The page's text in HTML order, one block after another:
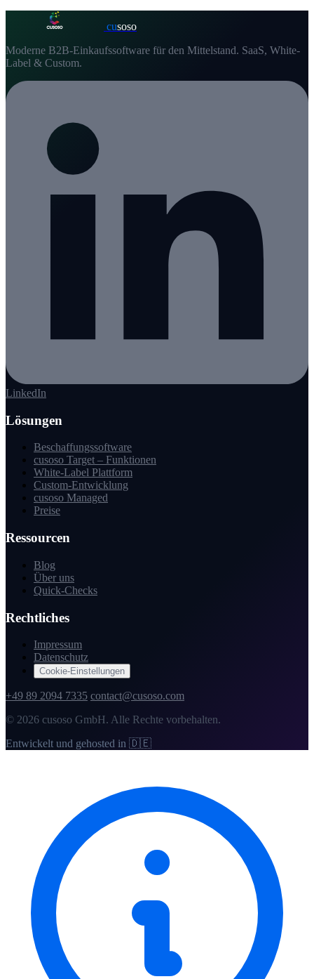
cusoso
Moderne B2B-Einkaufssoftware für den Mittelstand. SaaS, White-
Label & Custom.
LinkedIn
Lösungen
Beschaffungssoftware
cusoso Target – Funktionen
White-Label Plattform
Custom-Entwicklung
cusoso Managed
Preise
Ressourcen
Blog
Über uns
Quick-Checks
Rechtliches
Impressum
Datenschutz
Cookie-Einstellungen
+49 89 2094 7335 contact@cusoso.com
© 2026 cusoso GmbH. Alle Rechte vorbehalten.
Entwickelt und gehosted in 🇩🇪